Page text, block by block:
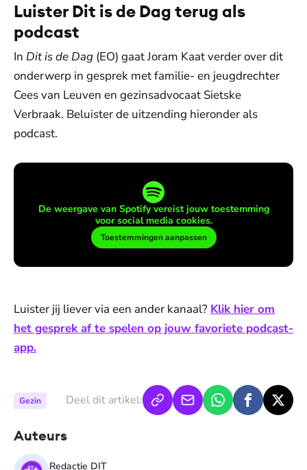
Luister Dit is de Dag terug als
podcast
In Dit is de Dag (EO) gaat Joram Kaat verder over dit
onderwerp in gesprek met familie- en jeugdrechter
Cees van Leuven en gezinsadvocaat Sietske
Verbraak. Beluister de uitzending hieronder als
podcast.
De weergave van Spotify vereist jouw toestemming
voor social media cookies.
Toestemmingen aanpassen
Luister jij liever via een ander kanaal? Klik hier om
het gesprek af te spelen op jouw favoriete podcast-
app.
Gezin Deel dit artikel:
Auteurs
Redactie DIT